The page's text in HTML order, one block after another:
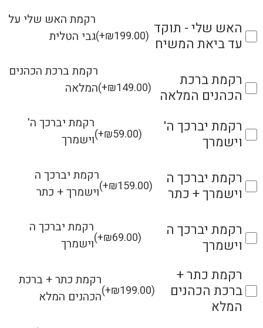
האש שלי - תוקד
עד ביאת המשיח
(+₪199.00)
רקמת האש שלי על
גבי הטלית
רקמת ברכת
הכהנים המלאה
(+₪149.00)
רקמת ברכת הכהנים
המלאה
רקמת יברכך ה'
וישמרך
(+₪59.00)
רקמת יברכך ה'
וישמרך
רקמת יברכך ה
וישמרך + כתר
(+₪159.00)
רקמת יברכך ה
וישמרך + כתר
רקמת יברכך ה
וישמרך
(+₪69.00)
רקמת יברכך ה
וישמרך
רקמת כתר +
ברכת הכהנים
המלא
(+₪199.00)
רקמת כתר + ברכת
הכהנים המלא